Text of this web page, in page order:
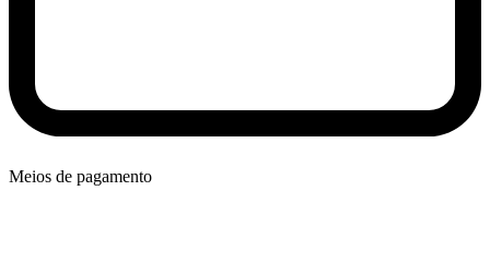
Meios de pagamento